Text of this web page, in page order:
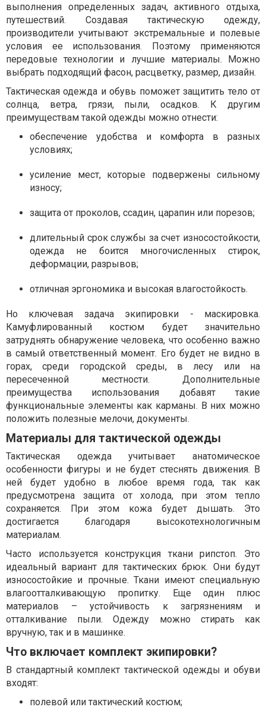
выполнения определенных задач, активного отдыха,
путешествий. Создавая тактическую одежду,
производители учитывают экстремальные и полевые
условия ее использования. Поэтому применяются
передовые технологии и лучшие материалы. Можно
выбрать подходящий фасон, расцветку, размер, дизайн.
Тактическая одежда и обувь поможет защитить тело от
солнца, ветра, грязи, пыли, осадков. К другим
преимуществам такой одежды можно отнести:
обеспечение удобства и комфорта в разных
условиях;
усиление мест, которые подвержены сильному
износу;
защита от проколов, ссадин, царапин или порезов;
длительный срок службы за счет износостойкости,
одежда не боится многочисленных стирок,
деформации, разрывов;
отличная эргономика и высокая влагостойкость.
Но ключевая задача экипировки - маскировка.
Камуфлированный костюм будет значительно
затруднять обнаружение человека, что особенно важно
в самый ответственный момент. Его будет не видно в
горах, среди городской среды, в лесу или на
пересеченной местности. Дополнительные
преимущества использования добавят такие
функциональные элементы как карманы. В них можно
положить полезные мелочи, документы.
Материалы для тактической одежды
Тактическая одежда учитывает анатомическое
особенности фигуры и не будет стеснять движения. В
ней будет удобно в любое время года, так как
предусмотрена защита от холода, при этом тепло
сохраняется. При этом кожа будет дышать. Это
достигается благодаря высокотехнологичным
материалам.
Часто используется конструкция ткани рипстоп. Это
идеальный вариант для тактических брюк. Они будут
износостойкие и прочные. Ткани имеют специальную
влагоотталкивающую пропитку. Еще один плюс
материалов – устойчивость к загрязнениям и
отталкивание пыли. Одежду можно стирать как
вручную, так и в машинке.
Что включает комплект экипировки?
В стандартный комплект тактической одежды и обуви
входят:
полевой или тактический костюм;